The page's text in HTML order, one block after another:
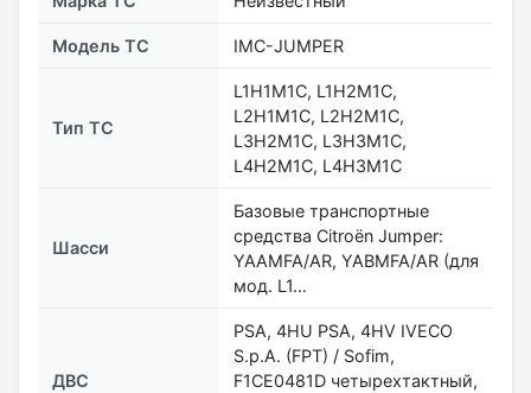
Модель ТС IMC-JUMPER
Тип ТС
L1H1M1C, L1H2M1C,
L2H1M1C, L2H2M1C,
L3H2M1C, L3H3M1C,
L4H2M1C, L4H3M1C
Шасси
Базовые транспортные
средства Citroën Jumper:
YAAMFA/AR, YABMFA/AR (для
мод. L1…
ДВС
PSA, 4HU PSA, 4HV IVECO
S.p.A. (FPT) / Sofim,
F1CE0481D четырехтактный,